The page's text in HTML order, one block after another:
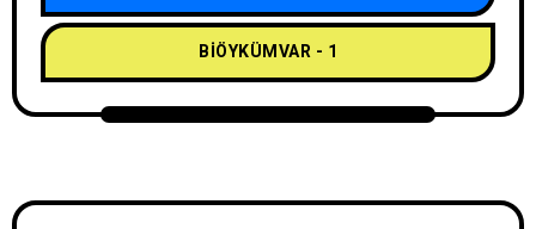
BIÖYKÜMVAR 1